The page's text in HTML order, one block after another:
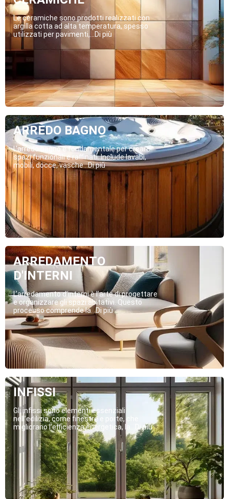
Le ceramiche sono prodotti realizzati con
argilla cotta ad alta temperatura, spesso
utilizzati per pavimenti,...Di più
ARREDO BAGNO
L’arredo bagno è fondamentale per creare
spazi funzionali e raffinati. Include lavabi,
mobili, docce, vasche...Di più
ARREDAMENTO
D'INTERNI
L’arredamento d’interni è l’arte di progettare
e organizzare gli spazi abitativi. Questo
processo comprende la...Di più
INFISSI
Gli infissi sono elementi essenziali
nell’edilizia, come finestre e porte, che
migliorano l’efficienza energetica, la...Di più